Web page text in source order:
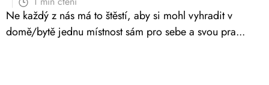
Ne každý z nás má to štěstí, aby si mohl vyhradit v
domě/bytě jednu místnost sám pro sebe a svou pra...